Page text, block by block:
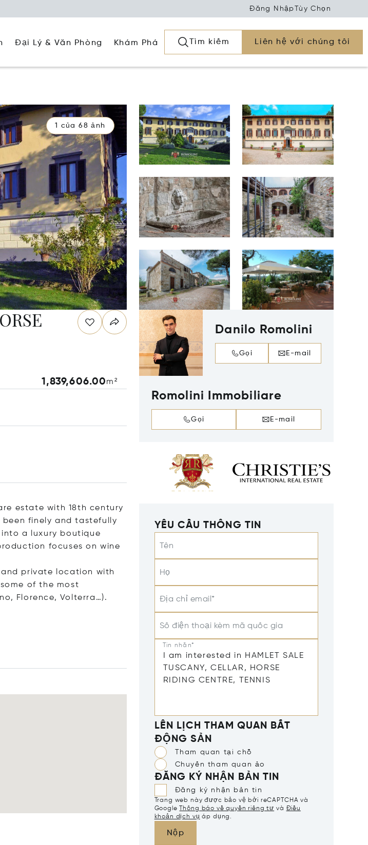
Đăng Nhập Tùy Chọn
Đại Lý & Văn Phòng Khám Phá Tìm kiếm Liên hệ với chúng tôi
1 của 68 ảnh
1,839,606.00m²
estate with 18th century
been finely and tastefully
a luxury boutique
focuses on wine
private location with
of the most
Florence, Volterra…).
Danilo Romolini
Gọi E-mail
Romolini Immobiliare
Gọi E-mail
YÊU CẦU THÔNG TIN
Tên
Họ
Địa chỉ email*
Số điện thoại kèm mã quốc gia
Tin nhắn*
LÊN LỊCH THAM QUAN BẤT
ĐỘNG SẢN
Tham quan tại chỗ
Chuyến tham quan ảo
ĐĂNG KÝ NHẬN BẢN TIN
Đăng ký nhận bản tin
Trang web này được bảo vệ bởi reCAPTCHA và
Google
Thông báo về quyền riêng tư và Điều
khoản dịch vụ áp dụng.
Nộp